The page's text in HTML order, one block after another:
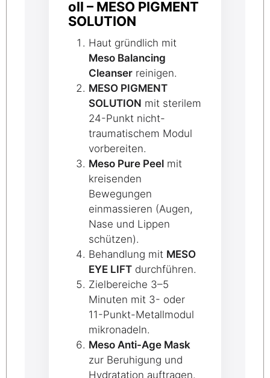
oll – MESO PIGMENT
SOLUTION
Haut gründlich mit
Meso Balancing
Cleanser reinigen.
MESO PIGMENT
SOLUTION mit sterilem
24-Punkt nicht-
traumatischem Modul
vorbereiten.
Meso Pure Peel mit
kreisenden
Bewegungen
einmassieren (Augen,
Nase und Lippen
schützen).
Behandlung mit MESO
EYE LIFT durchführen.
Zielbereiche 3–5
Minuten mit 3- oder
11-Punkt-Metallmodul
mikronadeln.
Meso Anti-Age Mask
zur Beruhigung und
Hydratation auftragen.